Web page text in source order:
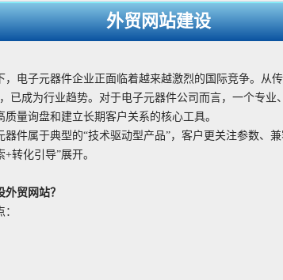
外贸网站建设
电子元器件企业正面临着越来越激烈的国际竞争。从
已成为行业趋势。对于电子元器件公司而言，一个专业
量询盘和建立长期客户关系的核心工具。
件属于典型的“技术驱动型产品”，客户更关注参数、
转化引导”展开。
贸网站？